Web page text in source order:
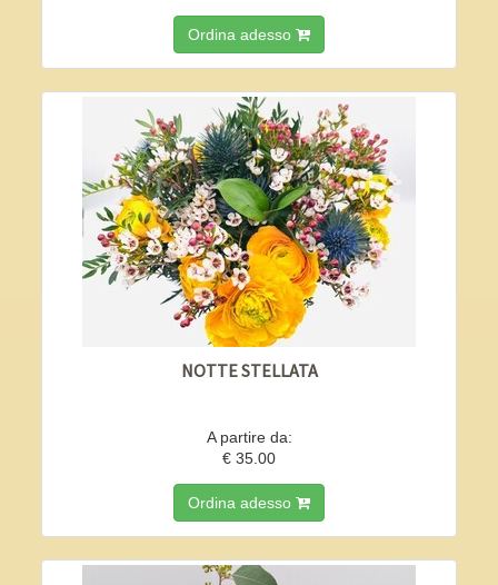
Ordina adesso
NOTTE STELLATA
A partire da:
€ 35.00
Ordina adesso